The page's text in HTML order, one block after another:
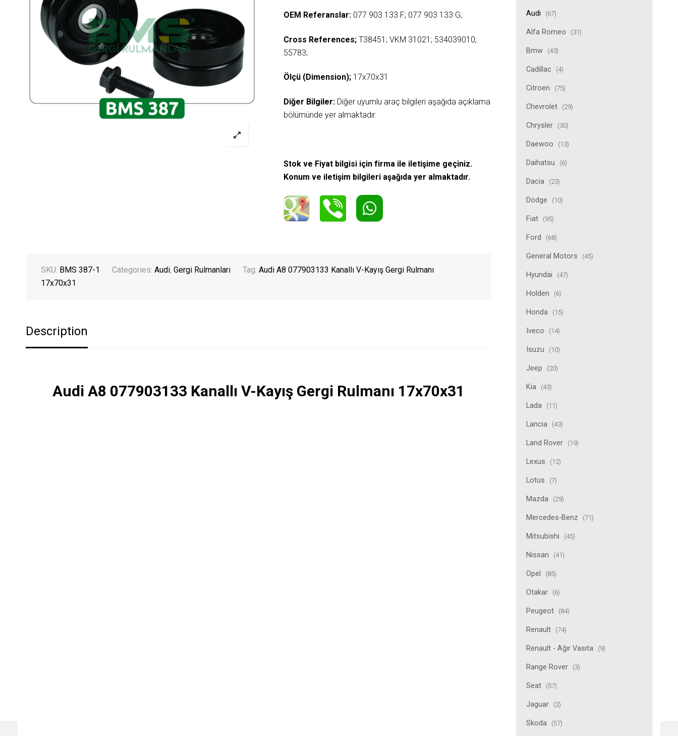
Audi (67)
Alfa Romeo (31)
Bmw (43)
Cadillac (4)
Citroen (75)
Chevrolet (29)
Chrysler (30)
Daewoo (13)
Daihatsu (6)
Dacia (23)
Dodge (10)
Fiat (95)
Ford (68)
General Motors (45)
Hyundai (47)
Holden (6)
Honda (15)
Iveco (14)
Isuzu (10)
Jeep (20)
Kia (43)
Lada (11)
Lancia (43)
Land Rover (19)
Lexus (12)
Lotus (7)
Mazda (29)
Mercedes-Benz (71)
Mitsubishi (45)
Nissan (41)
Opel (85)
Otakar (6)
Peugeot (84)
Renault (74)
Renault - Ağır Vasıta (9)
Range Rover (3)
Seat (57)
Jaguar (2)
Skoda (57)
OEM Referanslar: 077 903 133 F; 077 903 133 G;
Cross References; T38451; VKM 31021; 534039010;
55783;
Ölçü (Dimension); 17x70x31
Diğer Bilgiler: Diğer uyumlu araç bilgileri aşağıda açıklama
bölümünde yer almaktadır.
Stok ve Fiyat bilgisi için firma ile iletişime geçiniz.
Konum ve iletişim bilgileri aşağıda yer almaktadır.
SKU: BMS 387-1 Categories: Audi, Gergi Rulmanları Tag: Audi A8 077903133 Kanallı V-Kayış Gergi Rulmanı
17x70x31
Description
Audi A8 077903133 Kanallı V-Kayış Gergi Rulmanı 17x70x31